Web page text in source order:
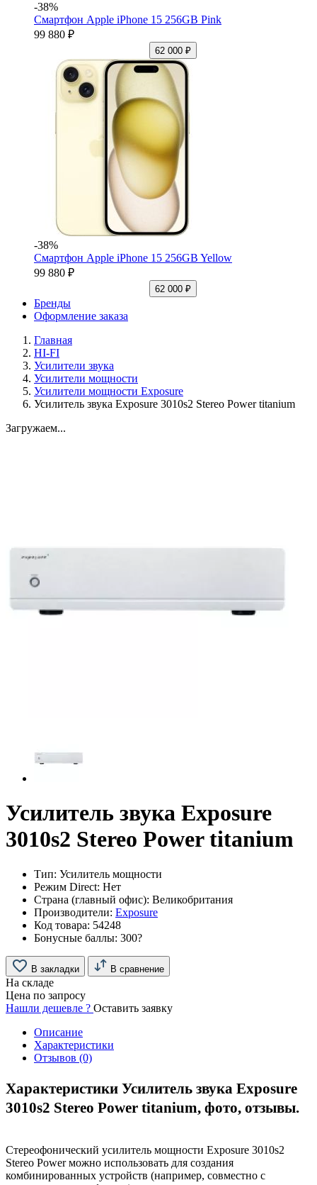
-38%
Смартфон Apple iPhone 15 256GB Pink
99 880 ₽
62 000 ₽
-38%
Смартфон Apple iPhone 15 256GB Yellow
99 880 ₽
62 000 ₽
Бренды
Оформление заказа
Главная
HI-FI
Усилители звука
Усилители мощности
Усилители мощности Exposure
Усилитель звука Exposure 3010s2 Stereo Power titanium
Загружаем...
Усилитель звука Exposure
3010s2 Stereo Power titanium
Тип: Усилитель мощности
Режим Direct: Нет
Страна (главный офис): Великобритания
Производители: Exposure
Код товара: 54248
Бонусные баллы: 300?
В закладки В сравнение
На складе
Цена по запросу
Нашли дешевле ? Оставить заявку
Описание
Характеристики
Отзывов (0)
Характеристики Усилитель звука Exposure
3010s2 Stereo Power titanium, фото, отзывы.
Стереофонический усилитель мощности Exposure 3010s2
Stereo Power можно использовать для создания
комбинированных устройств (например, совместно с